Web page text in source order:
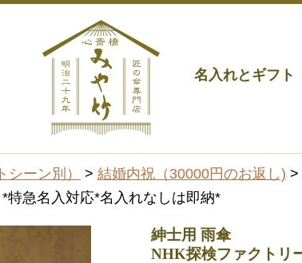
名入れとギフト
ーン別） > 結婚内祝（30000円のお返し) >
急名入対応*名入れなしは即納*
紳士用 雨傘
NHK探検ファクトリ